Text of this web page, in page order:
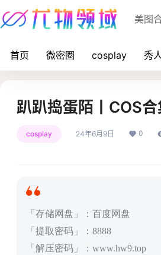
美图
首页 微密圈 cosplay 秀
趴趴捣蛋陌丨COS
cosplay 24年6月9日 0
「存储网盘」：百度网盘
「提取密码」：8888
「解压密码」：www.hw9.top